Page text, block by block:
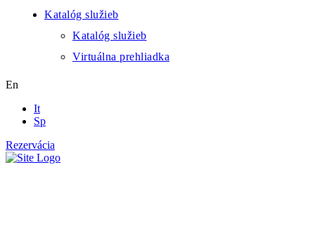
Katalóg služieb
Katalóg služieb
Virtuálna prehliadka
En
It
Sp
Rezervácia